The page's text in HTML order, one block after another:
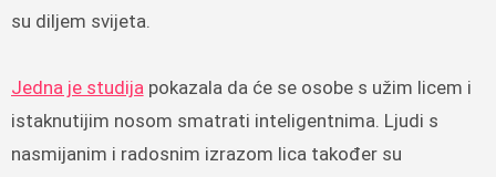
su diljem svijeta.
Jedna je studija pokazala da će se osobe s užim licem i
istaknutijim nosom smatrati inteligentnima. Ljudi s
nasmijanim i radosnim izrazom lica također su